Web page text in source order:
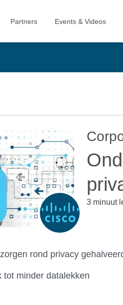
3 minuut
rond privacy
tot minder datalekken